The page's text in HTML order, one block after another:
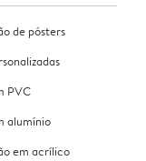
de pósters
PVC
alumínio
em acrílico